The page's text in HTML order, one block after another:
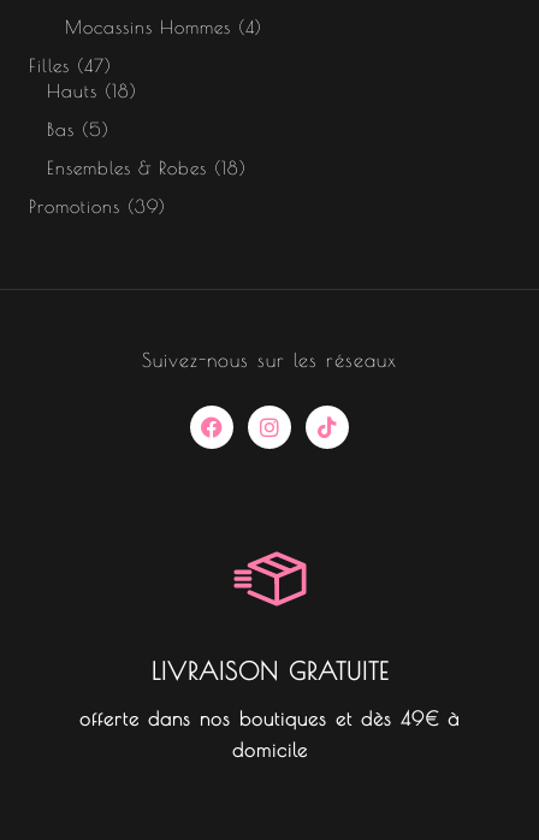
Mocassins Hommes
4
Filles
47
Hauts
18
Bas
5
Ensembles & Robes
18
Promotions
39
Suivez-nous sur les réseaux
F
a
I
n
a
m
T
i
LIVRAISON GRATUITE
offerte dans nos boutiques et dès 49€ à
domicile